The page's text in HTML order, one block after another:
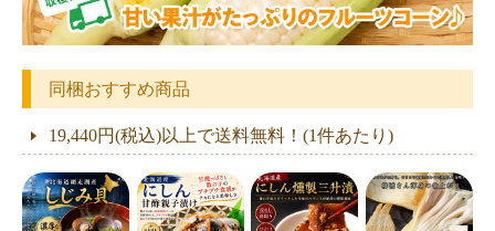
同梱おすすめ商品
19,440円(税込)以上で送料無料！(1件あたり)